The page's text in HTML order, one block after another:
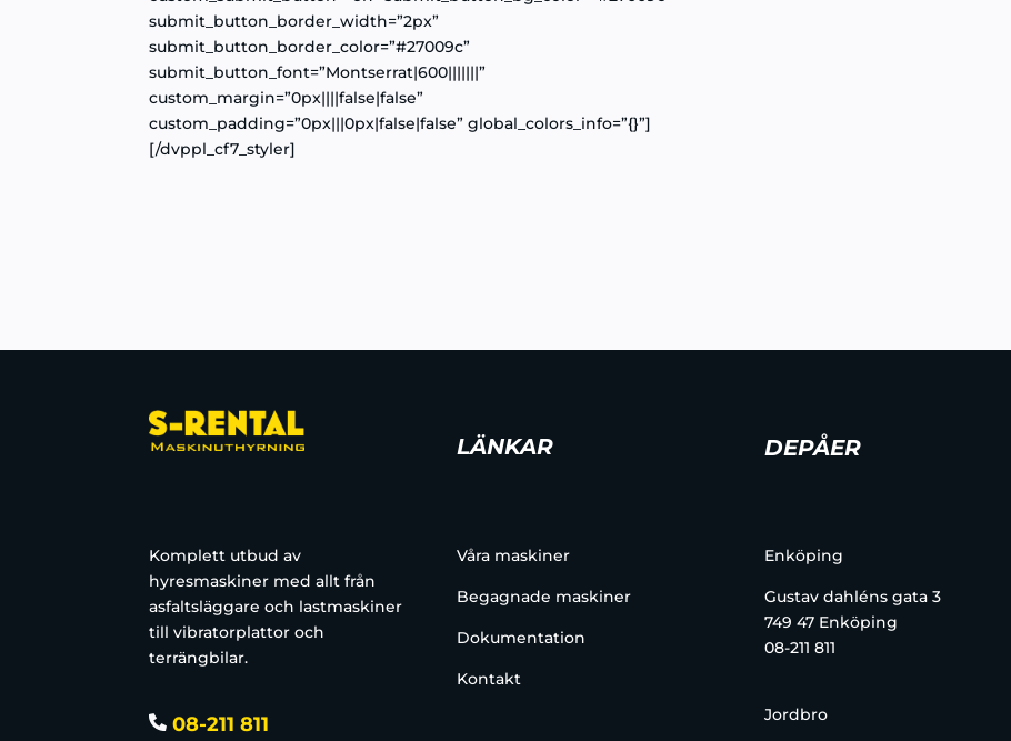
submit_button_border_width=”2px”
submit_button_border_color=”#27009c”
submit_button_font=”Montserrat|600|||||||”
custom_margin=”0px||||false|false”
custom_padding=”0px|||0px|false|false” global_colors_info=”{}”]
[/dvppl_cf7_styler]
LÄNKAR DEPÅER
Komplett utbud av
hyresmaskiner med allt från
asfaltsläggare och lastmaskiner
till vibratorplattor och
terrängbilar.
08-211 811
Våra maskiner
Begagnade maskiner
Dokumentation
Kontakt
Enköping
Gustav dahléns gata 3
749 47 Enköping
08-211 811
Jordbro